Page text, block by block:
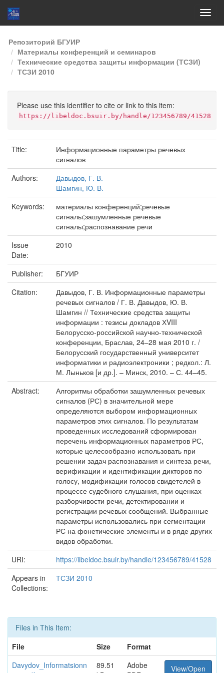
Skip
navigation
Репозиторий БГУИР
Материалы конференций и семинаров
Технические средства защиты информации (ТСЗИ)
ТСЗИ 2010
Please use this identifier to cite or link to this item:
https://libeldoc.bsuir.by/handle/123456789/41528
Title:
Информационные параметры речевых
сигналов
Authors:
Давыдов, Г. В.
Шамгин, Ю. В.
Keywords:
материалы конференций;речевые
сигналы;зашумленные речевые
сигналы;распознавание речи
Issue
Date:
2010
Publisher:
БГУИР
Citation:
Давыдов, Г. В. Информационные параметры
речевых сигналов / Г. В. Давыдов, Ю. В.
Шамгин // Технические средства защиты
информации : тезисы докладов ХVIII
Белорусско-российской научно-технической
конференции, Браслав, 24–28 мая 2010 г. /
Белорусский государственный университет
информатики и радиоэлектроники ; редкол.: Л.
М. Лыньков [и др.]. – Минск, 2010. – С. 44–45.
Abstract:
Алгоритмы обработки зашумленных речевых
сигналов (РС) в значительной мере
определяются выбором информационных
параметров этих сигналов. По результатам
проведенных исследований сформирован
перечень информационных параметров РС,
которые целесообразно использовать при
решении задач распознавания и синтеза речи,
верификации и идентификации дикторов по
голосу, модификации голосов свидетелей в
процессе судебного слушания, при оценках
разборчивости речи, детектировании и
регистрации речевых сообщений. Выбранные
параметры использовались при сегментации
РС на фонетические элементы и в ряде других
видов обработки.
URI:
https://libeldoc.bsuir.by/handle/123456789/41528
Appears in
Collections:
ТСЗИ 2010
Files in This Item:
File
Size
Format
Davydov_Informatsionn
89.51
Adobe
View/Open